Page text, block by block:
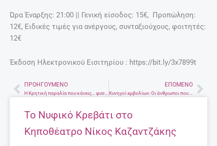
Ώρα Έναρξης: 21:00 || Γενική είσοδος: 15€, Προπώληση:
12€, Ειδικές τιμές για ανέργους, συνταξιούχους, φοιτητές:
12€
Έκδοση Ηλεκτρονικού Εισιτηρίου : https://bit.ly/3x7899t
PrevΠΡΟΗΓΟΎΜΕΝΟ ΕΠΌΜΕΝΟ
Το Νυφικό Κρεβάτι στο
Κηποθέατρο Νίκος Καζαντζάκης